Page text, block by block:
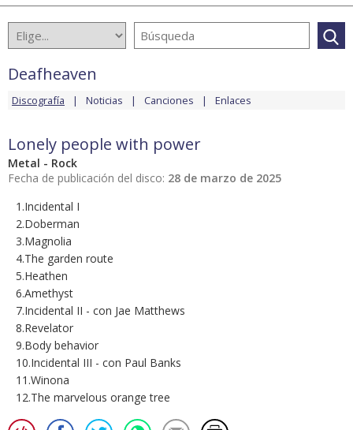
Deafheaven
Discografía Noticias Canciones Enlaces
Lonely people with power
Metal - Rock
Fecha de publicación del disco: 28 de marzo de 2025
1.Incidental I
2.Doberman
3.Magnolia
4.The garden route
5.Heathen
6.Amethyst
7.Incidental II - con Jae Matthews
8.Revelator
9.Body behavior
10.Incidental III - con Paul Banks
11.Winona
12.The marvelous orange tree